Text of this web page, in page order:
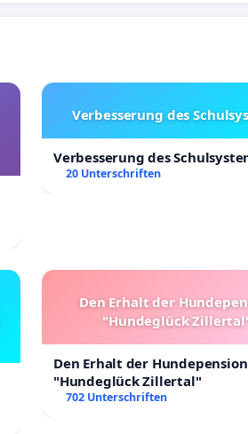
Verbesserung des
Verbesserung des
20 Unterschriften
Den Erhalt der
"Hundeglück
Den Erhalt der Hundepension
"Hundeglück Zillertal"
702 Unterschriften